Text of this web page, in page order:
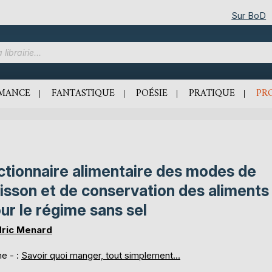
Sur BoD
FANTASTIQUE POÉSIE PRATIQUE
alimentaire des modes de
et de conservation des aliments
le régime sans sel
Menard
- : Savoir quoi manger, tout simplement...